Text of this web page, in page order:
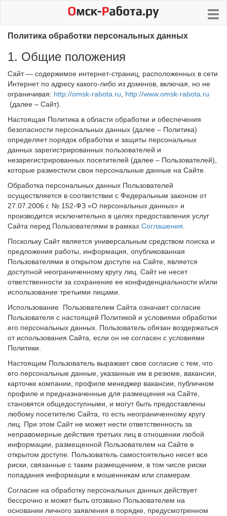
Политика обработки персональных данных
1. Общие положения
Сайт — содержимое интернет-страниц, расположенных в сети
Интернет по адресу какого-либо из доменов, включая, но не
ограничивая: http://omsk-rabota.ru
http://www.omsk-rabota.ru
(далее – Сайт).
Настоящая Политика в области обработки и обеспечения
безопасности персональных данных (далее – Политика)
определяет порядок обработки и защиты персональных
данных зарегистрированных пользователей и
незарегистрированных посетителей (далее – Пользователей),
которые разместили свои персональные данные на Сайте.
Обработка персональных данных Пользователей
осуществляется в соответствии с Федеральным законом от
27.07.2006 г. № 152-ФЗ «О персональных данных» и
производится исключительно в целях предоставления услуг
Сайта перед Пользователями в рамках Соглашения
Поскольку Сайт является универсальным средством поиска и
предложения работы, информация, опубликованная
Пользователями в открытом доступе на Сайте, является
доступной неограниченному кругу лиц. Сайт не несет
ответственности за сохранение ее конфиденциальности и/или
использование третьими лицами.
Использование Пользователем Сайта означает согласие
Пользователя с настоящей Политикой и условиями обработки
его персональных данных. Пользователь обязан воздержаться
от использования Сайта, если он не согласен с условиями
Политики.
Настоящим Пользователь выражает свое согласие с тем, что
его персональные данные, указанные им в резюме, вакансии,
карточке компании, профиле менеджер вакансии, публичном
профиле и предназначенные для размещения на Сайте,
становятся общедоступными, и могут быть предоставлены
любому посетителю Сайта , то есть неограниченному кругу
лиц
При этом Сайтне может нести ответственность за
неправомерные действия третьих лиц в отношении любой
информации, размещенной Пользователем на Сайте в
открытом доступе. Пользователь самостоятельно несет все
риски, связанные с таким размещением, в том числе риски
попадания информации к мошенникам или спамерам.
Согласие на обработку персональных данных действует
бессрочно и может быть отозвано Пользователем на
основании личного заявления в порядке, предусмотренном